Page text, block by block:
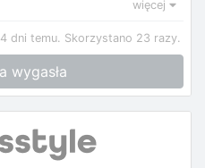
więcej
dni temu. Skorzystano 23 razy.
wygasła